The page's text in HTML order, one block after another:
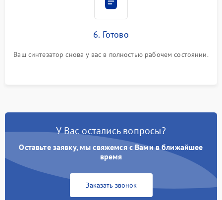
6. Готово
Ваш синтезатор снова у вас в полностью рабочем состоянии.
У Вас остались вопросы?
Оставьте заявку, мы свяжемся с Вами в ближайшее
время
Заказать звонок